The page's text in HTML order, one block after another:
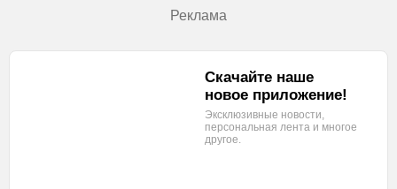
Реклама
Скачайте наше
новое приложение!
Эксклюзивные новости,
персональная лента и многое
другое.